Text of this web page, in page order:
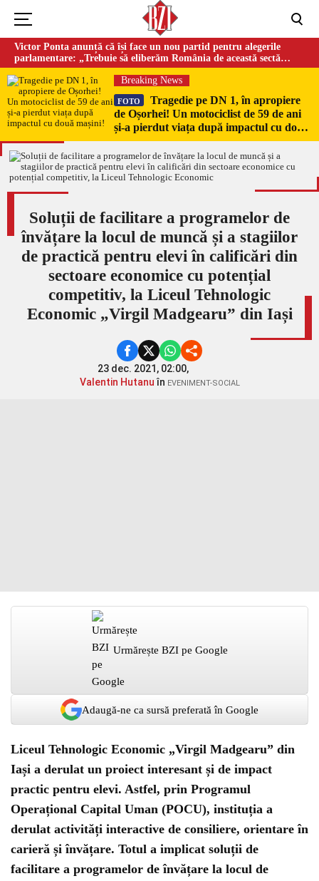
Victor Ponta anunță că își face un nou partid pentru alegerile
parlamentare: „Trebuie să eliberăm România de această sectă
globalistă”
Breaking News
FOTO
Tragedie pe DN 1, în apropiere
de Oșorhei! Un motociclist de 59 de ani
și-a pierdut viața după impactul cu două
mașini!
Soluții de facilitare a programelor de
învățare la locul de muncă și a stagiilor
de practică pentru elevi în calificări din
sectoare economice cu potențial
competitiv, la Liceul Tehnologic
Economic „Virgil Madgearu” din Iași
23 dec. 2021, 02:00,
Valentin Hutanuîn EVENIMENT-SOCIAL
Urmărește BZI pe Google
Adaugă-ne ca sursă preferată în Google
Liceul Tehnologic Economic „Virgil Madgearu” din
Iași a derulat un proiect interesant și de impact
practic pentru elevi. Astfel, prin Programul
Operațional Capital Uman (POCU), instituția a
derulat activități interactive de consiliere, orientare în
carieră și învățare. Totul a implicat soluții de
facilitare a programelor de învățare la locul de